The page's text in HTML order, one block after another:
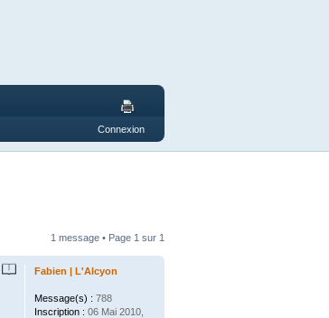
Connexion
1 message • Page 1 sur 1
Fabien | L'Alcyon
Message(s) : 788
Inscription : 06 Mai 2010,